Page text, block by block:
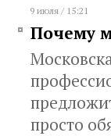
9 июля / 15:21
Почему
просто